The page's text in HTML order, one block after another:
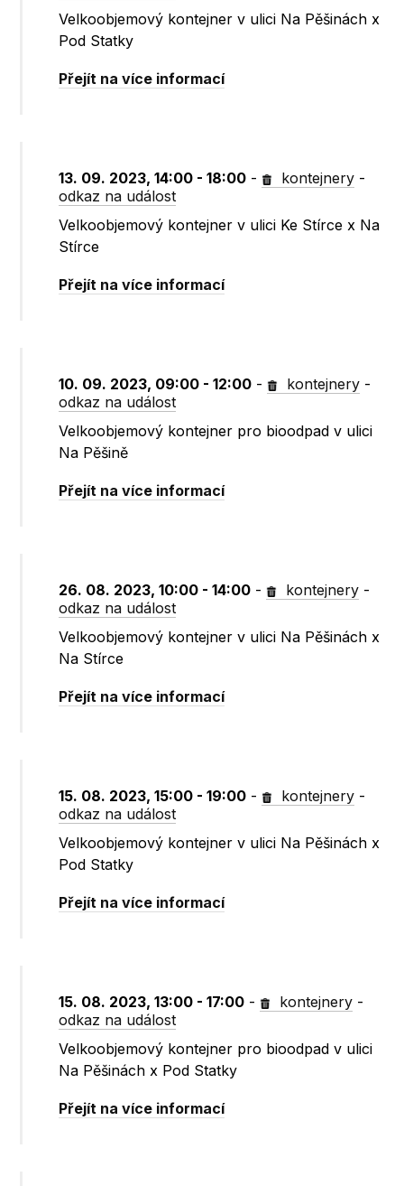
Velkoobjemový kontejner v ulici Na Pěšinách x
Pod Statky
Přejít na více informací
13. 09. 2023, 14:00 - 18:00 - kontejnery -
odkaz na událost
Velkoobjemový kontejner v ulici Ke Stírce x Na
Stírce
Přejít na více informací
10. 09. 2023, 09:00 - 12:00 - kontejnery -
odkaz na událost
Velkoobjemový kontejner pro bioodpad v ulici
Na Pěšině
Přejít na více informací
26. 08. 2023, 10:00 - 14:00 - kontejnery -
odkaz na událost
Velkoobjemový kontejner v ulici Na Pěšinách x
Na Stírce
Přejít na více informací
15. 08. 2023, 15:00 - 19:00 - kontejnery -
odkaz na událost
Velkoobjemový kontejner v ulici Na Pěšinách x
Pod Statky
Přejít na více informací
15. 08. 2023, 13:00 - 17:00 - kontejnery -
odkaz na událost
Velkoobjemový kontejner pro bioodpad v ulici
Na Pěšinách x Pod Statky
Přejít na více informací